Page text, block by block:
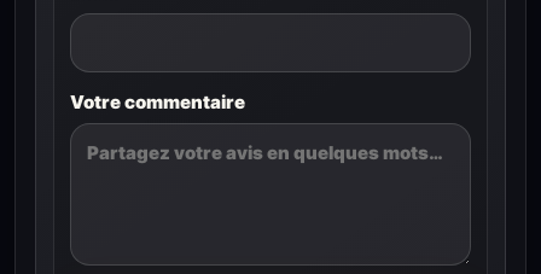
Votre commentaire